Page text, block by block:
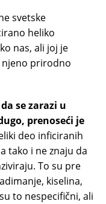
svetske
heliko
nas, ali joj je
njeno prirodno
se zarazi u
prenoseći je
deo inficiranih
tako i ne znaju da
To su pre
kiselina,
to nespecifični, ali